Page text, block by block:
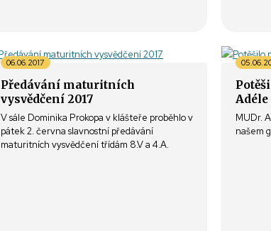
Předávání maturitních
vysvědčení 2017
06.06.2017
V sále Dominika Prokopa v klášteře proběhlo v
pátek 2. června slavnostní předávání
maturitních vysvědčení třídám 8.V a 4.A.
MUDr.
našem